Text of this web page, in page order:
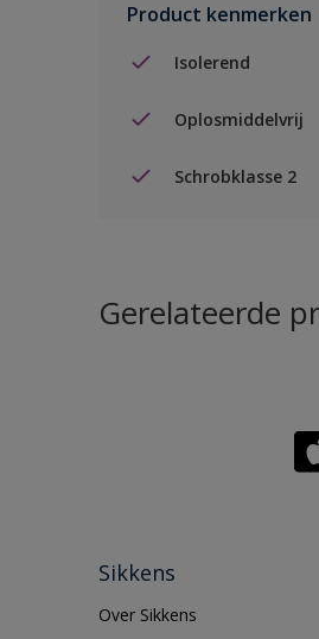
Product kenmerken
Isolerend
Oplosmiddelvrij
Schrobklasse 2
Gerelateerde
Sikkens
Over Sikkens